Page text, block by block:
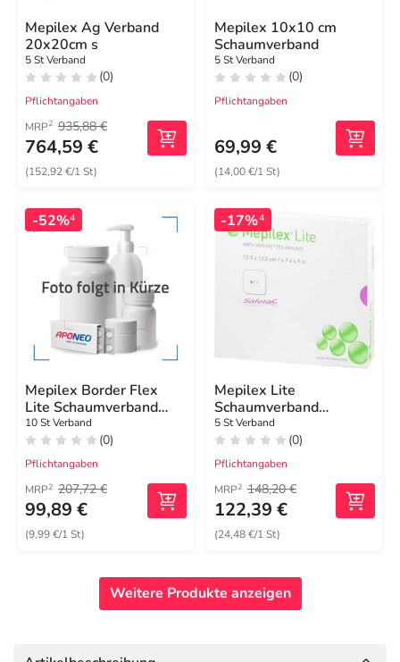
Mepilex Ag Verband
20x20cm s
5 St Verband
(0)
Pflichtangaben
MRP2 935,88 €
764,59 €
(152,92 €/1 St)
Mepilex 10x10 cm
Schaumverband
5 St Verband
(0)
Pflichtangaben
69,99 €
(14,00 €/1 St)
-52%4
Mepilex Border Flex
Lite Schaumverband
10x10 cm
10 St Verband
(0)
Pflichtangaben
MRP2 207,72 €
99,89 €
(9,99 €/1 St)
-17%4
Mepilex Lite
Schaumverband
12,5x12,5cm steril
5 St Verband
(0)
Pflichtangaben
MRP2 148,20 €
122,39 €
(24,48 €/1 St)
Weitere Produkte anzeigen